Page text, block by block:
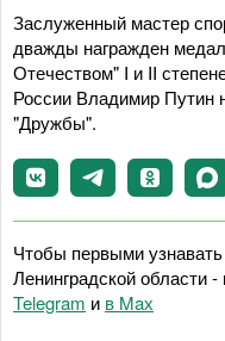
Заслуженный мастер
дважды награжден
Отечеством" I и II
России Владимир Путин
"Дружбы".
Чтобы первыми
Ленинградской области
Telegram и в Maх